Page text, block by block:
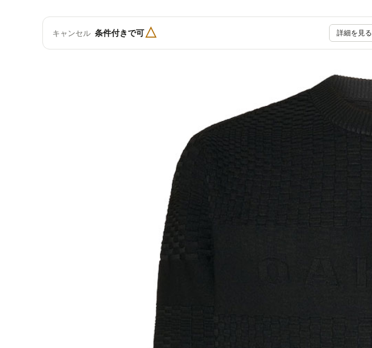
キャンセル 条件付きで可△ 詳細を見る